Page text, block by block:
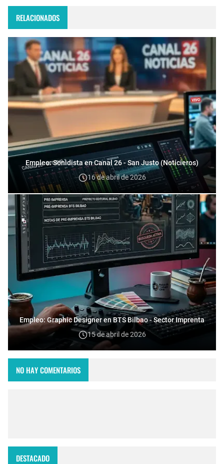
RELACIONADOS
Empleo: Sonidista en Canal 26 - San Justo (Noticieros)
16 de abril de 2026
Empleo: Graphic Designer en BTS Bilbao - Sector Imprenta
15 de abril de 2026
NO HAY COMENTARIOS
DESTACADO